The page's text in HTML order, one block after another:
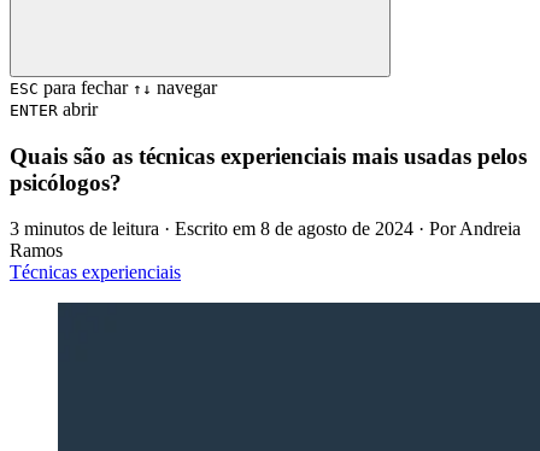
ESC para fechar ↑↓ navegar
ENTER abrir
Quais são as técnicas experienciais mais usadas pelos
psicólogos?
3 minutos de leitura · Escrito em 8 de agosto de 2024 · PorAndreia
Ramos
Técnicas experienciais